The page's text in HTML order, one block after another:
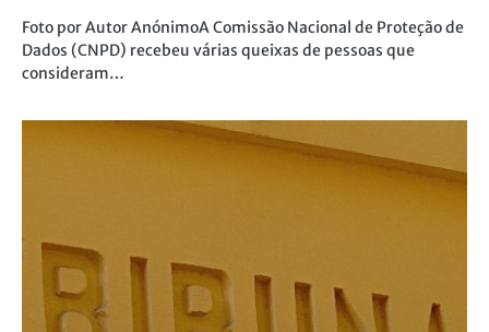
Foto por Autor AnónimoA Comissão Nacional de Proteção de
Dados (CNPD) recebeu várias queixas de pessoas que
consideram…